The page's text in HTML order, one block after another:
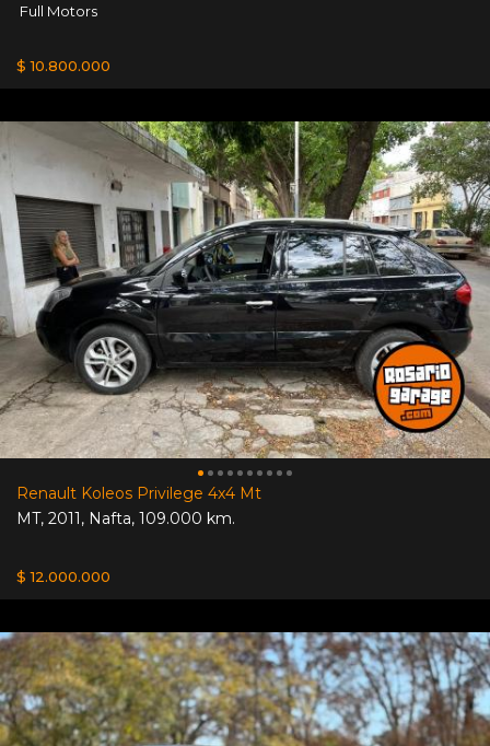
Full Motors
$ 10.800.000
Renault Koleos Privilege 4x4 Mt
MT, 2011, Nafta, 109.000 km.
$ 12.000.000